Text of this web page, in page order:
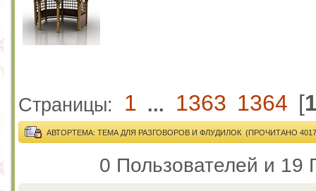
Страницы: 1 ... 1363 1364 [
АВТОРТЕМА: ТЕМА ДЛЯ РАЗГОВОРОВ И ФЛУДИЛОК (ПРОЧИТАНО
0 Пользователей и 19